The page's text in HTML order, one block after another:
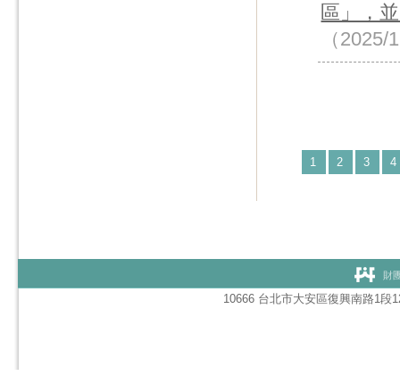
區」，
（2025/
1 2 3 4
財
10666 台北市大安區復興南路1段